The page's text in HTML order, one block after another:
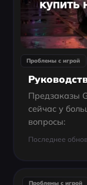
Проблемы с игрой
Предзаказы
сейчас у
вопросы:
Последнее
Проблемы с игрой